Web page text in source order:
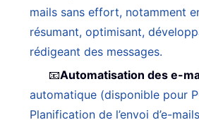
mails sans effort, notamment
résumant, optimisant,
rédigeant des messages.
📧Automatisation des e-
automatique (disponible pour
Planification de l’envoi d’e-mails